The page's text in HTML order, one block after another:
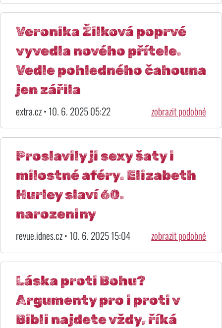
Veronika Žilková poprvé
vyvedla nového přítele.
Vedle pohledného čahouna
jen zářila
extra.cz • 10. 6. 2025 05:22 zobrazit podobné
Proslavily ji sexy šaty i
milostné aféry. Elizabeth
Hurley slaví 60.
narozeniny
revue.idnes.cz • 10. 6. 2025 15:04 zobrazit podobné
Láska proti Bohu?
Argumenty pro i proti v
Bibli najdete vždy, říká